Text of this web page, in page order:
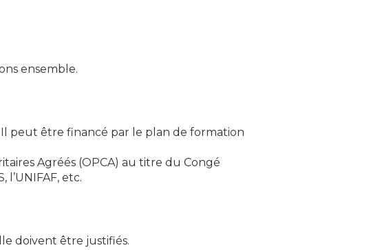
ensemble.
peut être financé par le plan de formation
Agréés (OPCA) au titre du Congé
l’UNIFAF, etc.
doivent être justifiés.